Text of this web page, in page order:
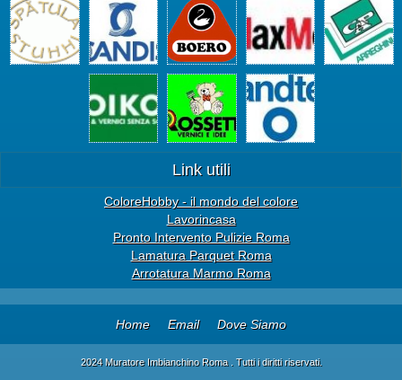
Link utili
ColoreHobby - il mondo del colore
Lavorincasa
Pronto Intervento Pulizie Roma
Lamatura Parquet Roma
Arrotatura Marmo Roma
Home Email Dove Siamo
2024 Muratore Imbianchino Roma . Tutti i diritti riservati.